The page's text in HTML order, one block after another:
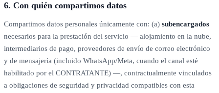
6. Con quién compartimos datos
Compartimos datos personales únicamente con: (a) subencargados
necesarios para la prestación del servicio — alojamiento en la nube,
intermediarios de pago, proveedores de envío de correo electrónico
y de mensajería (incluido WhatsApp/Meta, cuando el canal esté
habilitado por el CONTRATANTE) —, contractualmente vinculados
a obligaciones de seguridad y privacidad compatibles con esta